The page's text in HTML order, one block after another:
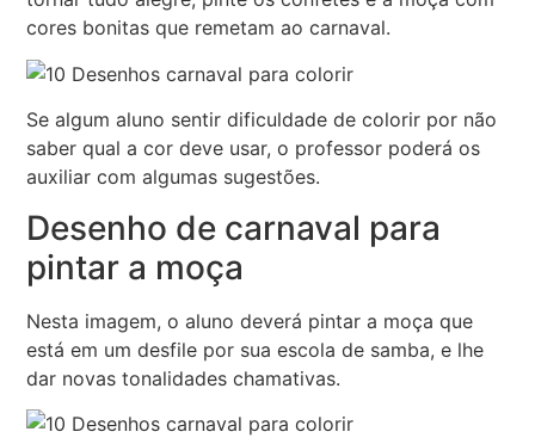
cores bonitas que remetam ao carnaval.
Se algum aluno sentir dificuldade de colorir por não
saber qual a cor deve usar, o professor poderá os
auxiliar com algumas sugestões.
Desenho de carnaval para
pintar a moça
Nesta imagem, o aluno deverá pintar a moça que
está em um desfile por sua escola de samba, e lhe
dar novas tonalidades chamativas.